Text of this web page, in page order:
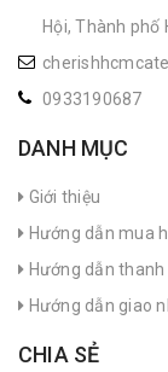
Hội, Thành phố
0933190687
DANH MỤC
Giới thiệu
Hướng dẫn mua
Hướng dẫn
Hướng dẫn giao
CHIA SẺ